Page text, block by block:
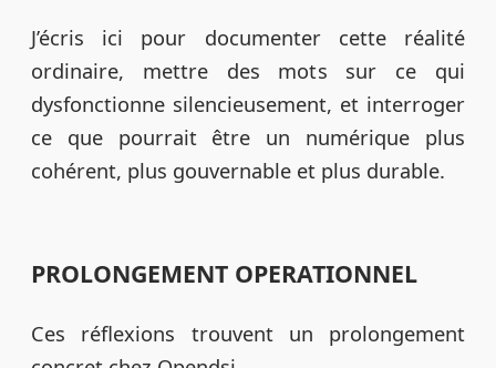
J’écris ici pour documenter cette réalité
ordinaire, mettre des mots sur ce qui
dysfonctionne silencieusement, et interroger
ce que pourrait être un numérique plus
cohérent, plus gouvernable et plus durable.
PROLONGEMENT OPERATIONNEL
Ces réflexions trouvent un prolongement